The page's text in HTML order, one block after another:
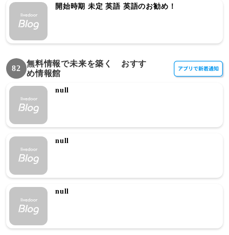
開始時期 未定 英語 英語のお勧め！
82
無料情報で未来を築く おすす
め情報館
null
null
null